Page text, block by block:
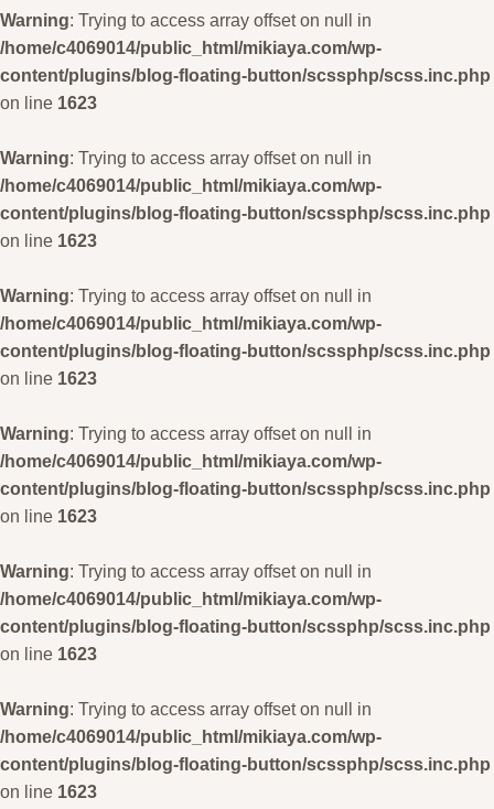
Warning: Trying to access array offset on null in
/home/c4069014/public_html/mikiaya.com/wp-
content/plugins/blog-floating-button/scssphp/scss.inc.php
on line 1623
Warning: Trying to access array offset on null in
/home/c4069014/public_html/mikiaya.com/wp-
content/plugins/blog-floating-button/scssphp/scss.inc.php
on line 1623
Warning: Trying to access array offset on null in
/home/c4069014/public_html/mikiaya.com/wp-
content/plugins/blog-floating-button/scssphp/scss.inc.php
on line 1623
Warning: Trying to access array offset on null in
/home/c4069014/public_html/mikiaya.com/wp-
content/plugins/blog-floating-button/scssphp/scss.inc.php
on line 1623
Warning: Trying to access array offset on null in
/home/c4069014/public_html/mikiaya.com/wp-
content/plugins/blog-floating-button/scssphp/scss.inc.php
on line 1623
Warning: Trying to access array offset on null in
/home/c4069014/public_html/mikiaya.com/wp-
content/plugins/blog-floating-button/scssphp/scss.inc.php
on line 1623